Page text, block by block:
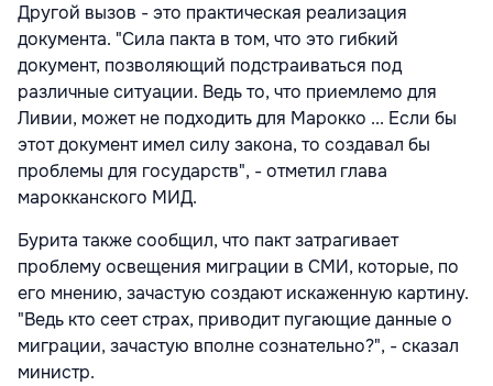
Другой вызов - это практическая реализация
документа. "Сила пакта в том, что это гибкий
документ, позволяющий подстраиваться под
различные ситуации. Ведь то, что приемлемо для
Ливии, может не подходить для Марокко ... Если бы
этот документ имел силу закона, то создавал бы
проблемы для государств", - отметил глава
марокканского МИД.
Бурита также сообщил, что пакт затрагивает
проблему освещения миграции в СМИ, которые, по
его мнению, зачастую создают искаженную картину.
"Ведь кто сеет страх, приводит пугающие данные о
миграции, зачастую вполне сознательно?", - сказал
министр.